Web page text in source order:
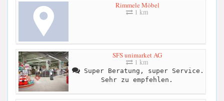
Rimmele Möbel
1 km
SFS unimarket AG
1 km
Super Beratung, super Service.
Sehr zu empfehlen.